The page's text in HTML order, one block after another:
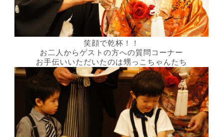
笑顔で乾杯！！
お二人からゲストの方への質問コーナー
お手伝いいただいたのは甥っこちゃんたち